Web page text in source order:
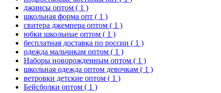
джинсы оптом ( 1 )
школьная форма опт ( 1 )
свитера джемпера оптом ( 1 )
юбки школьные оптом ( 1 )
бесплатная доставка по россии ( 1 )
одежда мальчикам оптом ( 1 )
Наборы новорожденным оптом ( 1 )
школьная одежда оптом девочкам ( 1 )
ветровки детские оптом ( 1 )
Бейсболки оптом ( 1 )